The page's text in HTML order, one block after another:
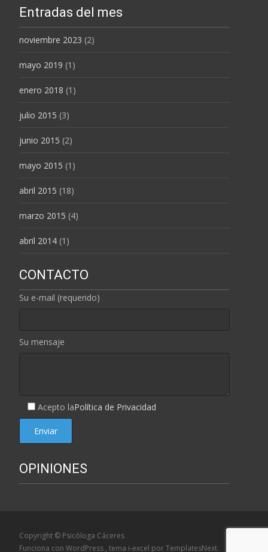
Entradas del mes
noviembre 2023 (2)
mayo 2019 (1)
enero 2018 (1)
julio 2015 (3)
junio 2015 (2)
mayo 2015 (1)
abril 2015 (18)
marzo 2015 (4)
abril 2014 (1)
CONTACTO
Su e-mail (requerido)
Su mensaje
Acepto laPolítica de Privacidad
OPINIONES
Copyright © Psicóloga Cáceres
Funciona con WordPress , tema i-excel por TemplatesNext.